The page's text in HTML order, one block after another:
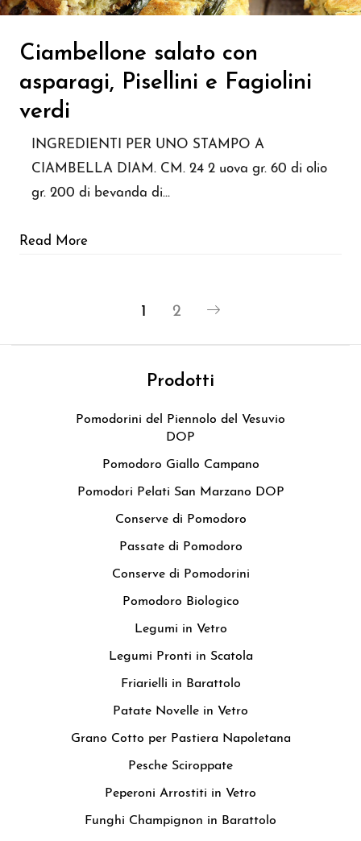
Ciambellone salato con
asparagi, Pisellini e Fagiolini
verdi
INGREDIENTI PER UNO STAMPO A
CIAMBELLA DIAM. CM. 24 2 uova gr. 60 di olio
gr. 200 di bevanda di…
Read More
1 2
Prodotti
Pomodorini del Piennolo del Vesuvio
DOP
Pomodoro Giallo Campano
Pomodori Pelati San Marzano DOP
Conserve di Pomodoro
Passate di Pomodoro
Conserve di Pomodorini
Pomodoro Biologico
Legumi in Vetro
Legumi Pronti in Scatola
Friarielli in Barattolo
Patate Novelle in Vetro
Grano Cotto per Pastiera Napoletana
Pesche Sciroppate
Peperoni Arrostiti in Vetro
Funghi Champignon in Barattolo